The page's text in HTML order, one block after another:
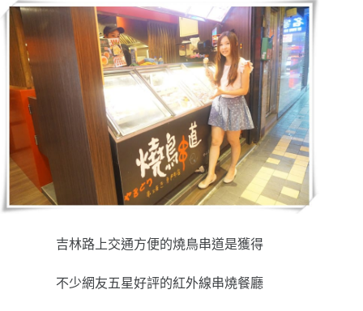
吉林路上交通方便的燒鳥串道是獲得
不少網友五星好評的紅外線串燒餐廳